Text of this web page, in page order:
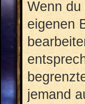
Wenn
eigenen
jemand